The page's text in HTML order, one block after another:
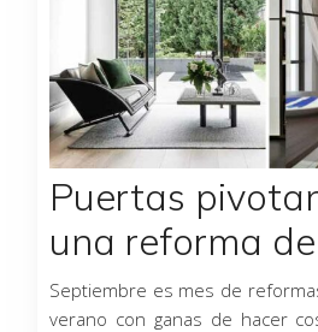
Puertas
una reforma
Septiembre es mes de
verano con ganas de hacer